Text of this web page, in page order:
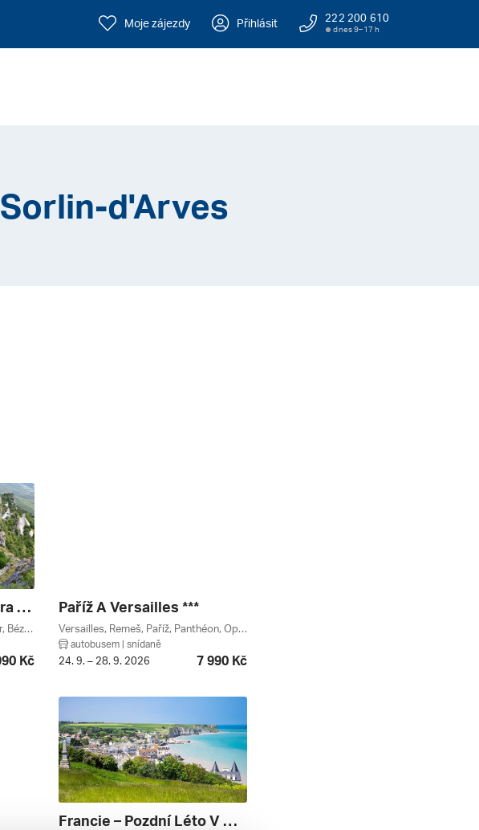
Moje zájezdy Přihlásit 222 200 610
dnes 9–17 h
d'Arves
Katarské Hrady, Andorra A Francouzské Pyreneje
Perpignan, Narbonne, Montpellier, Béziers, Andorra La Vella, Pyreneje, Occitanie, Lví Zátoka, Languedoc-roussillon, Francouzská Riviéra, Francie, Andorra
Kč
Paříž A Versailles ***
Versailles, Remeš, Paříž, Panthéon, Opéra, Louvre, Paříž A Okolí, Champagne-ardenne, Grand Est, Francie
autobusem | snídaně
24. 9. – 28. 9. 2026 7 990 Kč
Francie – Pozdní Léto V Normandii